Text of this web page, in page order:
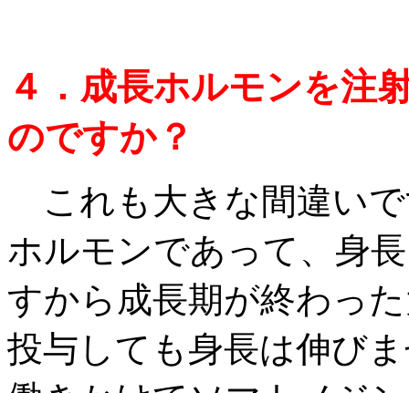
４．成長ホルモンを注
のですか？
これも大きな間違い
ホルモンであって、身
すから成長期が終わっ
投与しても身長は伸び